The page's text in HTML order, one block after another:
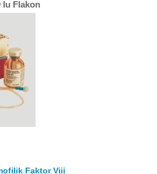
Iu Flakon
Faktor Viii